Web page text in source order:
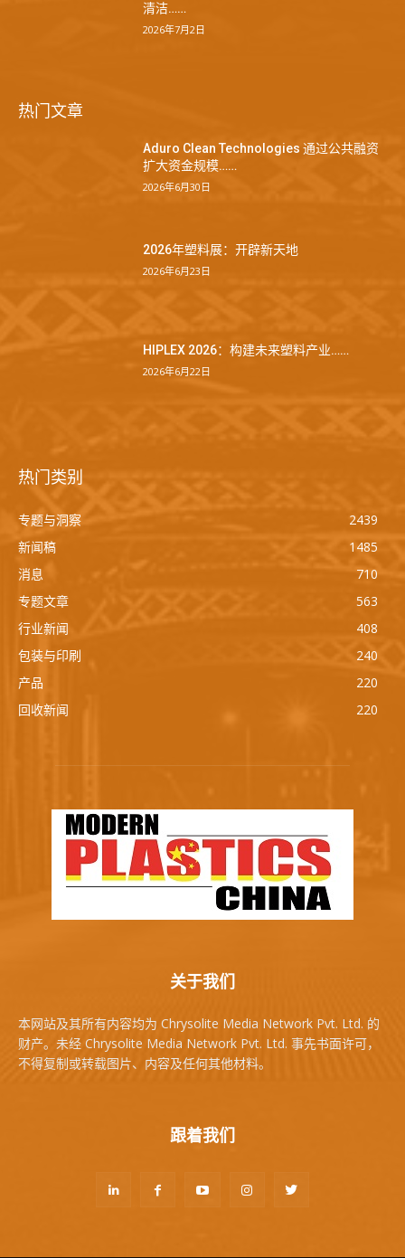
清洁……
2026年7月2日
热门文章
Aduro Clean Technologies 通过公共融资
扩大资金规模……
2026年6月30日
2026年塑料展：开辟新天地
2026年6月23日
HIPLEX 2026：构建未来塑料产业……
2026年6月22日
热门类别
专题与洞察
2439
新闻稿
1485
消息
710
专题文章
563
行业新闻
408
包装与印刷
240
产品
220
回收新闻
220
关于我们
本网站及其所有内容均为 Chrysolite Media Network Pvt. Ltd. 的
财产。未经 Chrysolite Media Network Pvt. Ltd. 事先书面许可，
不得复制或转载图片、内容及任何其他材料。
跟着我们